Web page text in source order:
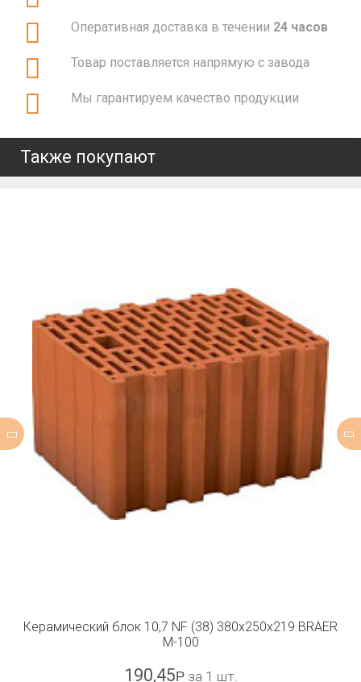
Оперативная доставка в течении 24 часов
Товар поставляется напрямую с завода
Мы гарантируем качество продукции
Также покупают
Керамический блок 10,7 NF (38) 380x250x219 BRAER
М-100
190,45Р за 1 шт.